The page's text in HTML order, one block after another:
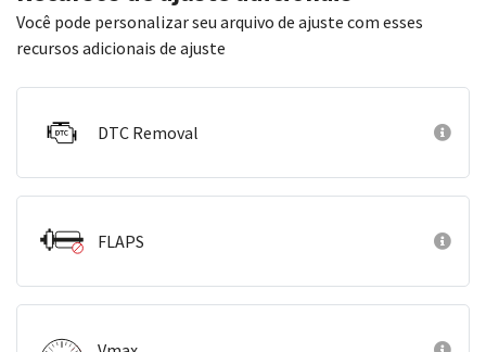
Você pode personalizar seu arquivo de ajuste com esses
recursos adicionais de ajuste
DTC Removal
FLAPS